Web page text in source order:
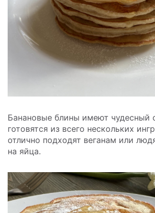
Банановые блины имеют чудесный
готовятся из всего нескольких
отлично подходят веганам или
на яйца.